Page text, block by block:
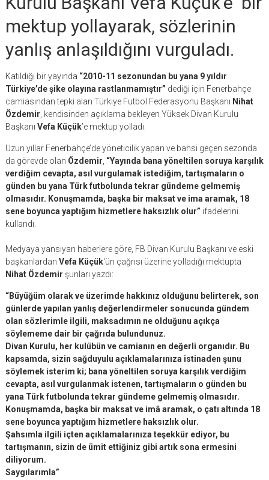
mektup yollayarak, sözlerinin
yanlış anlaşıldığını vurguladı.
Katıldığı bir yayında “2010-11 sezonundan bu yana 9 yıldır
Türkiye’de şike olayına rastlanmamıştır” dediği için Fenerbahçe
camiasından tepki alan Türkiye Futbol Federasyonu Başkanı Nihat
Özdemir , kendisinden açıklama bekleyen Yüksek Divan Kurulu
Başkanı Vefa Küçük’e mektup yolladı.
Uzun yıllar Fenerbahçe’de yöneticilik yapan ve bahsi geçen sezonda
da görevde olan Özdemir “Yayında bana yöneltilen soruya karşılık
verdiğim cevapta, asıl vurgulamak istediğim, tartışmaların o
günden bu yana Türk futbolunda tekrar gündeme gelmemiş
olmasıdır. Konuşmamda, başka bir maksat ve ima aramak, 18
sene boyunca yaptığım hizmetlere haksızlık olur” ifadelerini
kullandı.
Medyaya yansıyan haberlere göre, FB Divan Kurulu Başkanı ve eski
başkanlardan Vefa Küçük‘ün çağrısı üzerine yolladığı mektupta
Nihat Özdemir şunları yazdı:
“Büyüğüm olarak ve üzerimde hakkınız olduğunu belirterek, son
günlerde yapılan yanlış değerlendirmeler sonucunda gündem
olan sözlerimle ilgili, maksadımın ne olduğunu açıkça
söylememe dair bir çağrıda bulundunuz.
Divan Kurulu, her kulübün ve camianın en değerli organıdır. Bu
kapsamda, sizin sağduyulu açıklamalarınıza istinaden şunu
söylemek isterim ki; bana yöneltilen soruya karşılık verdiğim
cevapta, asıl vurgulanmak istenen, tartışmaların o günden bu
yana Türk futbolunda tekrar gündeme gelmemiş olmasıdır.
Konuşmamda, başka bir maksat ve imâ aramak, o çatı altında 18
sene boyunca yaptığım hizmetlere haksızlık olur.
Şahsımla ilgili içten açıklamalarınıza teşekkür ediyor, bu
tartışmanın, sizin de ümit ettiğiniz gibi artık sona ermesini
diliyorum.
Saygılarımla”